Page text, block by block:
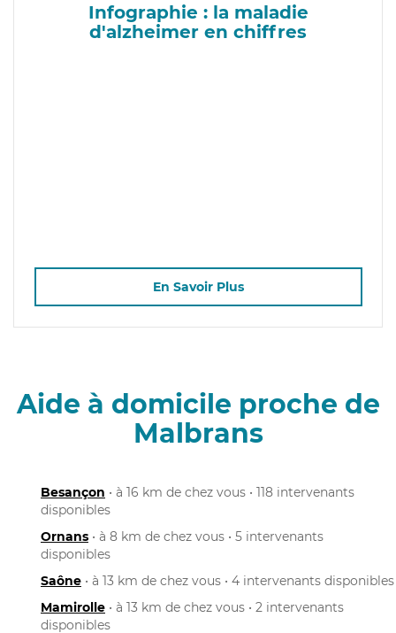
Infographie : la maladie
d'alzheimer en chiffres
En Savoir Plus
Aide à domicile proche de
Malbrans
Besançon • à 16 km de chez vous • 118 intervenants
disponibles
Ornans • à 8 km de chez vous • 5 intervenants
disponibles
Saône • à 13 km de chez vous • 4 intervenants disponibles
Mamirolle • à 13 km de chez vous • 2 intervenants
disponibles